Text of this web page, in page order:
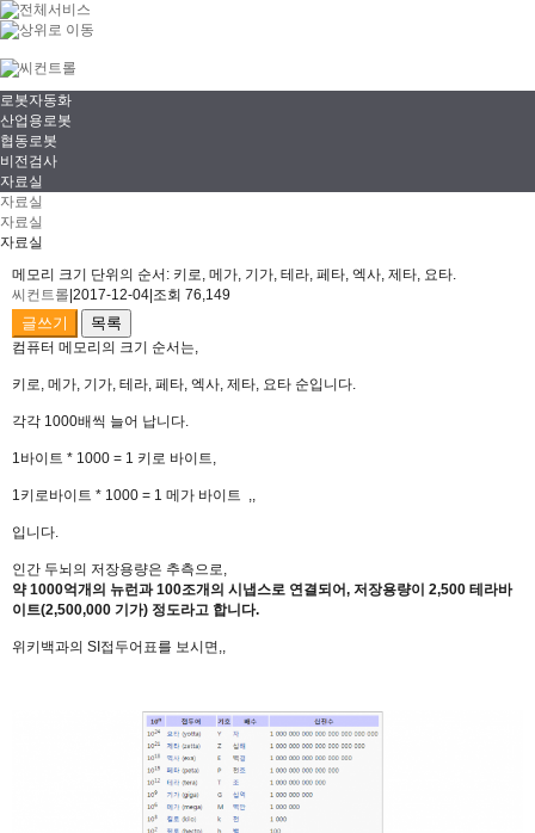
로봇자동화
산업용로봇
협동로봇
비전검사
자료실
자료실
자료실
자료실
메모리 크기 단위의 순서: 키로, 메가, 기가, 테라, 페타, 엑사, 제타, 요타.
씨컨트롤 2017-12-04 조회 76,149
글쓰기 목록
컴퓨터 메모리의 크기 순서는,
키로, 메가, 기가, 테라, 페타, 엑사, 제타, 요타 순입니다.
각각 1000배씩 늘어 납니다.
1바이트 * 1000 = 1 키로 바이트,
1키로바이트 * 1000 = 1 메가 바이트 ,,
입니다.
인간 두뇌의 저장용량은 추측으로,
약 1000억개의 뉴런과 100조개의 시냅스로 연결되어, 저장용량이 2,500 테라바
이트(2,500,000 기가) 정도라고 합니다.
위키백과의 SI접두어표를 보시면,,